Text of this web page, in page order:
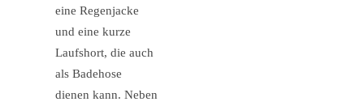
eine Regenjacke
und eine kurze
Laufshort, die auch
als Badehose
dienen kann. Neben